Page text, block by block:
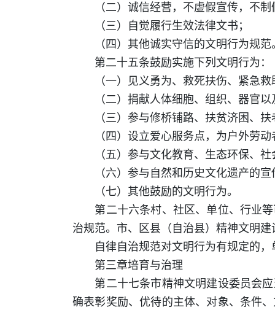
（二）诚信经营，不虚假宣传，不制
（三）自觉履行生效法律文书；
（四）其他诚实守信的文明行为规范
第二十五条鼓励实施下列文明行为：
（一）见义勇为、救死扶伤、紧急救
（二）捐献人体细胞、组织、器官以
（三）参与修桥铺路、扶贫济困、扶
（四）设立爱心服务点，为户外劳动
（五）参与文化教育、生态环保、社
（六）参与自然和历史文化遗产的宣
（七）其他鼓励的文明行为。
第二十六条村、社区、单位、行业等
治规范。市、区县（自治县）精神文明
自律自治规范对文明行为有规定的，
第三章培育与治理
第二十七条市精神文明建设委员会应
确表彰奖励、优待的主体、对象、条件